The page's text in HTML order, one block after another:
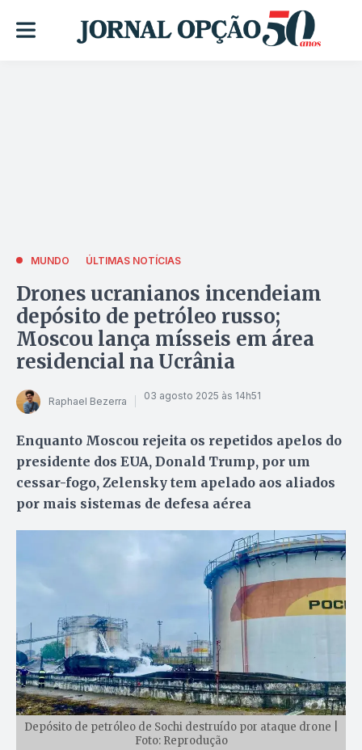
MUNDO ÚLTIMAS NOTÍCIAS
Drones ucranianos incendeiam
depósito de petróleo russo;
Moscou lança mísseis em área
residencial na Ucrânia
Raphael Bezerra 03 agosto 2025 às 14h51
Enquanto Moscou rejeita os repetidos apelos do
presidente dos EUA, Donald Trump, por um
cessar-fogo, Zelensky tem apelado aos aliados
por mais sistemas de defesa aérea
Depósito de petróleo de Sochi destruído por ataque drone |
Foto: Reprodução